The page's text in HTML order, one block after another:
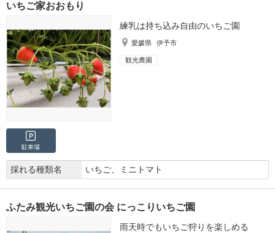
いちご家おおもり
練乳は持ち込み自由のいちご園
愛媛県 伊予市
観光農園
駐車場
採れる種類名 いちご、ミニトマト
ふたみ観光いちご園の会 にっこりいちご園
雨天時でもいちご狩りを楽しめる